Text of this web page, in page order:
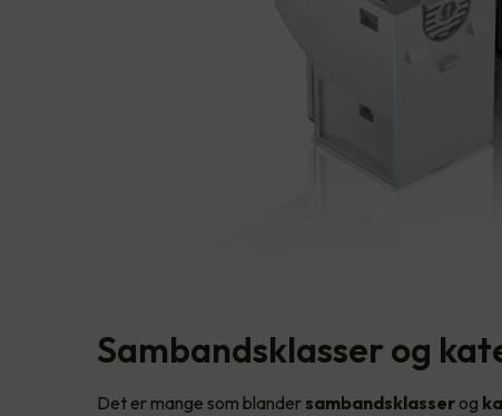
Sambandsklasser og
Det er mange som blander sambandsklasser og